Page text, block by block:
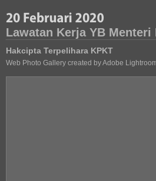
Lawatan Kerja YB Menteri
Hakcipta Terpelihara KPKT
Web Photo Gallery created by Adobe